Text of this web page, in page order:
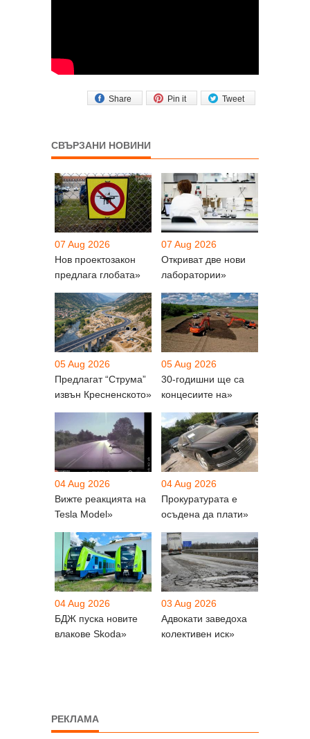
Tweet
Pin it
Share
СВЪРЗАНИ НОВИНИ
07 Aug 2026
Нов проектозакон
предлага глобата»
07 Aug 2026
Откриват две нови
лаборатории»
05 Aug 2026
Предлагат “Струма”
извън Кресненското»
05 Aug 2026
30-годишни ще са
концесиите на»
04 Aug 2026
Вижте реакцията на
Tesla Model»
04 Aug 2026
Прокуратурата е
осъдена да плати»
04 Aug 2026
БДЖ пуска новите
влакове Skoda»
03 Aug 2026
Адвокати заведоха
колективен иск»
РЕКЛАМА